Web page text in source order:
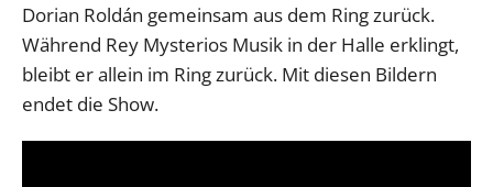
Dorian Roldán gemeinsam aus dem Ring zurück.
Während Rey Mysterios Musik in der Halle erklingt,
bleibt er allein im Ring zurück. Mit diesen Bildern
endet die Show.